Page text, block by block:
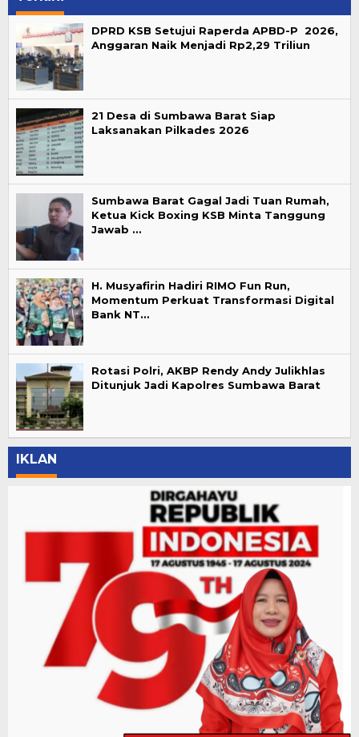
DPRD KSB Setujui Raperda APBD-P 2026,
Anggaran Naik Menjadi Rp2,29 Triliun
21 Desa di Sumbawa Barat Siap
Laksanakan Pilkades 2026
Sumbawa Barat Gagal Jadi Tuan Rumah,
Ketua Kick Boxing KSB Minta Tanggung
Jawab …
H. Musyafirin Hadiri RIMO Fun Run,
Momentum Perkuat Transformasi Digital
Bank NT…
Rotasi Polri, AKBP Rendy Andy Julikhlas
Ditunjuk Jadi Kapolres Sumbawa Barat
IKLAN